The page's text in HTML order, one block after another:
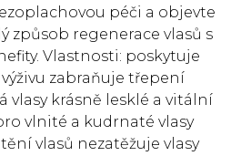
péči a objevte
způsob regenerace vlasů s
Vlastnosti: poskytuje
zabraňuje třepení
vlasy krásně lesklé a vitální
vlnité a kudrnaté vlasy
vlasů nezatěžuje vlasy